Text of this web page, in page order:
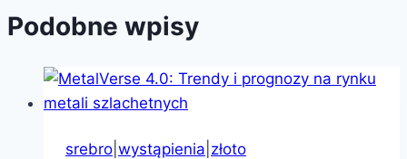
Podobne wpisy
srebro wystąpienia złoto